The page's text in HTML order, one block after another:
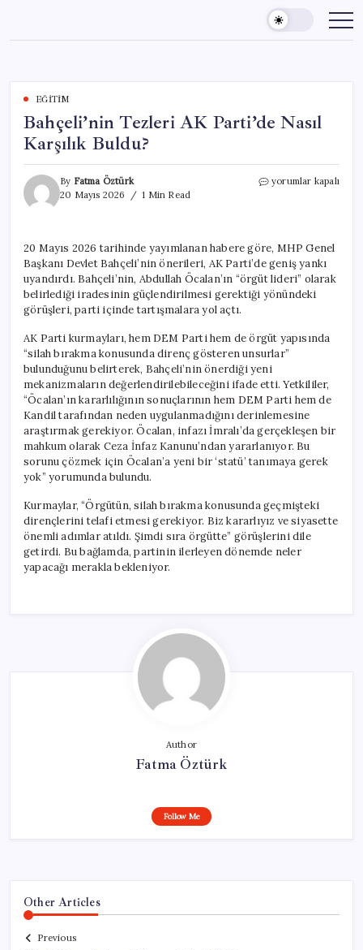
content
EĞITIM
Bahçeli’nin Tezleri AK Parti’de Nasıl
Karşılık Buldu?
By Fatma Öztürk
20 Mayıs 2026
1 Min Read
Bahçeli’nin
Karşılık
Buldu?
için
yorumlar kapalı
20 Mayıs 2026 tarihinde yayımlanan habere göre, MHP Genel
Başkanı Devlet Bahçeli’nin önerileri, AK Parti’de geniş yankı
uyandırdı. Bahçeli’nin, Abdullah Öcalan’ın “örgüt lideri” olarak
belirlediği iradesinin güçlendirilmesi gerektiği yönündeki
görüşleri, parti içinde tartışmalara yol açtı.
AK Parti kurmayları, hem DEM Parti hem de örgüt yapısında
“silah bırakma konusunda direnç gösteren unsurlar”
bulunduğunu belirterek, Bahçeli’nin önerdiği yeni
mekanizmaların değerlendirilebileceğini ifade etti. Yetkililer,
“Öcalan’ın kararlılığının sonuçlarının hem DEM Parti hem de
Kandil tarafından neden uygulanmadığını derinlemesine
araştırmak gerekiyor. Öcalan, infazı İmralı’da gerçekleşen bir
mahkum olarak Ceza İnfaz Kanunu’ndan yararlanıyor. Bu
sorunu çözmek için Öcalan’a yeni bir ‘statü’ tanımaya gerek
yok” yorumunda bulundu.
Kurmaylar, “Örgütün, silah bırakma konusunda geçmişteki
dirençlerini telafi etmesi gerekiyor. Biz kararlıyız ve siyasette
önemli adımlar atıldı. Şimdi sıra örgütte” görüşlerini dile
getirdi. Bu bağlamda, partinin ilerleyen dönemde neler
yapacağı merakla bekleniyor.
Author
Fatma Öztürk
Follow Me
Other Articles
Previous